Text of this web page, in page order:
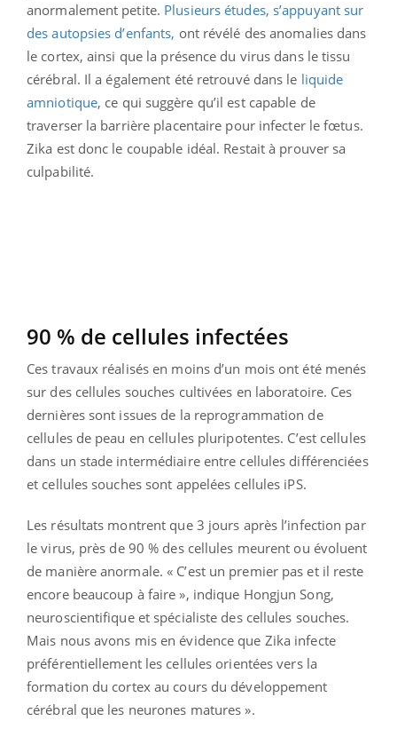
anormalement petite. Plusieurs études, s’appuyant sur
des autopsies d’enfants, ont révélé des anomalies dans
le cortex, ainsi que la présence du virus dans le tissu
cérébral. Il a également été retrouvé dans le liquide
amniotique, ce qui suggère qu’il est capable de
traverser la barrière placentaire pour infecter le fœtus.
Zika est donc le coupable idéal. Restait à prouver sa
culpabilité.
90 % de cellules infectées
Ces travaux réalisés en moins d’un mois ont été menés
sur des cellules souches cultivées en laboratoire. Ces
dernières sont issues de la reprogrammation de
cellules de peau en cellules pluripotentes. C’est cellules
dans un stade intermédiaire entre cellules différenciées
et cellules souches sont appelées cellules iPS.
Les résultats montrent que 3 jours après l’infection par
le virus, près de 90 % des cellules meurent ou évoluent
de manière anormale. « C’est un premier pas et il reste
encore beaucoup à faire », indique Hongjun Song,
neuroscientifique et spécialiste des cellules souches.
Mais nous avons mis en évidence que Zika infecte
préférentiellement les cellules orientées vers la
formation du cortex au cours du développement
cérébral que les neurones matures ».